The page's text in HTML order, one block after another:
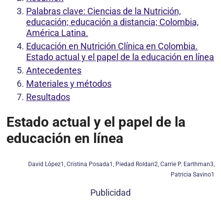
Palabras clave: Ciencias de la Nutrición,
educación; educación a distancia; Colombia,
América Latina.
Educación en Nutrición Clínica en Colombia.
Estado actual y el papel de la educación en línea
Antecedentes
Materiales y métodos
Resultados
Estado actual y el papel de la
educación en línea
David López1, Cristina Posada1, Piedad Roldan2, Carrie P. Earthman3,
Patricia Savino1
Publicidad